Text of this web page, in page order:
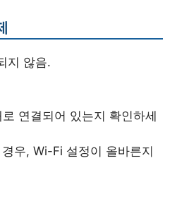
지 않음.
연결되어 있는지 확인하세
우, Wi-Fi 설정이 올바른지